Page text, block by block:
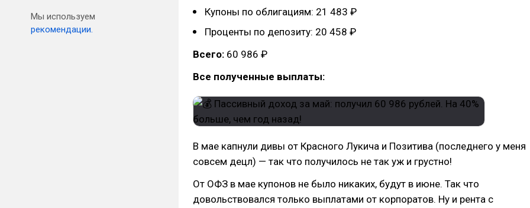
Мы используем
рекомендации.
Купоны по облигациям: 21 483 ₽
Проценты по депозиту: 20 458 ₽
Всего: 60 986 ₽
Все полученные выплаты:
В мае капнули дивы от Красного Лукича и Позитива (последнего у меня
совсем децл) — так что получилось не так уж и грустно!
От ОФЗ в мае купонов не было никаких, будут в июне. Так что
довольствовался только выплатами от корпоратов. Ну и рента с